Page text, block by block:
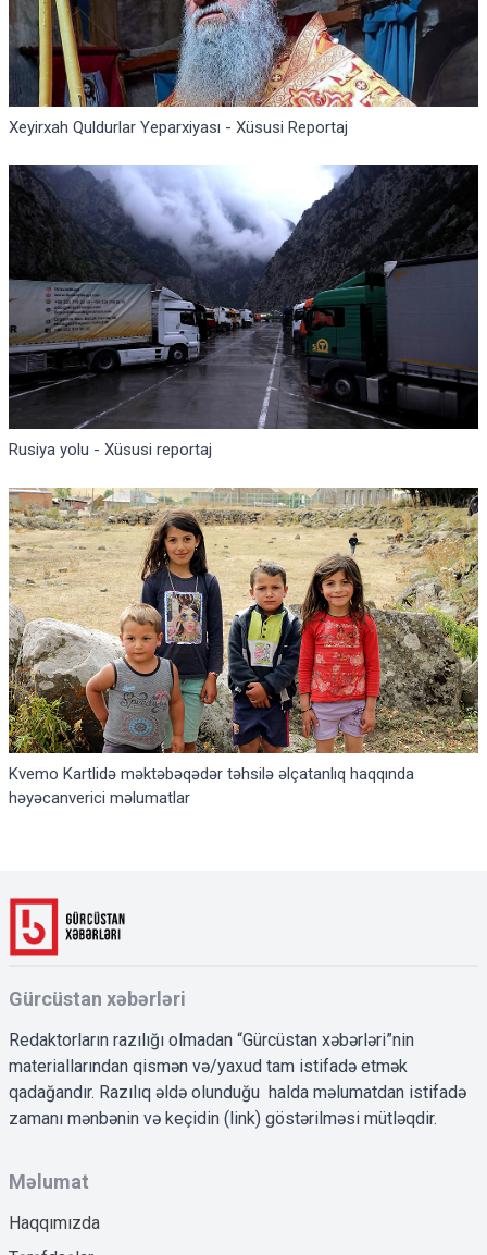
Xeyirxah Quldurlar Yeparxiyası - Xüsusi Reportaj
Rusiya yolu - Xüsusi reportaj
Kvemo Kartlidə məktəbəqədər təhsilə əlçatanlıq haqqında
həyəcanverici məlumatlar
Gürcüstan xəbərləri
Redaktorların razılığı olmadan “Gürcüstan xəbərləri”nin
materiallarından qismən və/yaxud tam istifadə etmək
qadağandır. Razılıq əldə olunduğu halda məlumatdan istifadə
zamanı mənbənin və keçidin (link) göstərilməsi mütləqdir.
Məlumat
Haqqımızda